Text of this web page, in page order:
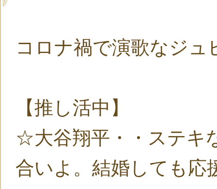
コロナ禍で演歌なジュ
【推し活中】
☆大谷翔平・・ステキ
合いよ。結婚しても応